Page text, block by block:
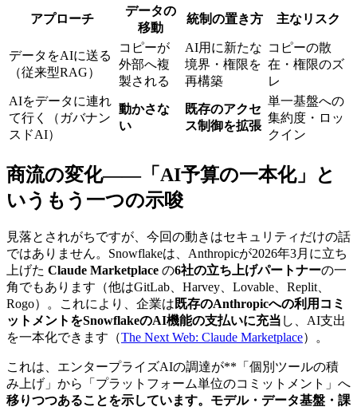
アプローチ
データの
移動
統制の置き方 主なリスク
データをAIに送る
（従来型RAG）
コピーが
外部へ複
製される
AI用に新たな
境界・権限を
再構築
コピーの散
在・権限のズ
レ
AIをデータに連れ
て行く（ガバナン
スドAI）
動かさな
い
既存のアクセ
ス制御を拡張
単一基盤への
集約度・ロッ
クイン
商流の変化——「AI予算の一本化」と
いうもう一つの示唆
見落とされがちですが、今回の動きはセキュリティだけの話
ではありません。Snowflakeは、Anthropicが2026年3月に立ち
上げた Claude Marketplace の6社の立ち上げパートナーの一
角でもあります（他はGitLab、Harvey、Lovable、Replit、
Rogo）。これにより、企業は 既存のAnthropicへの利用コミ
ットメントをSnowflakeのAI機能の支払いに充当 し、AI支出
を一本化できます（The Next Web: Claude Marketplace）。
これは、エンタープライズAIの調達が**「個別ツールの積
み上げ」から「プラットフォーム単位のコミットメント」へ
移りつつあることを示しています。モデル・データ基盤・課